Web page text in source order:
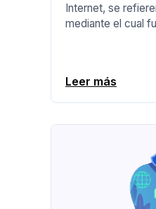
Internet, se
mediante el cual
Leer más